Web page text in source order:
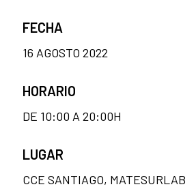
FECHA
16 AGOSTO 2022
HORARIO
DE 10:00 A 20:00H
LUGAR
CCE SANTIAGO, MATESURLAB